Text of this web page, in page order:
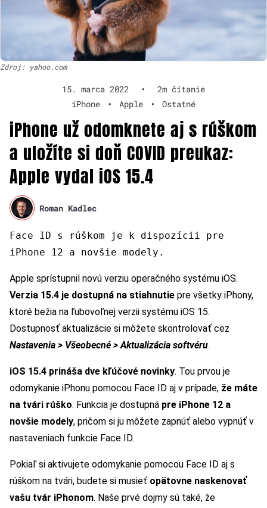
Zdroj: yahoo.com
15. marca 2022 •
2m čítanie
iPhone
• Apple • Ostatné
iPhone už odomknete aj s rúškom
a uložíte si doň COVID preukaz:
Apple vydal iOS 15.4
Roman Kadlec
Face ID s rúškom je k dispozícii pre
iPhone 12 a novšie modely.
Apple sprístupnil novú verziu operačného systému iOS.
Verzia 15.4 je dostupná na stiahnutie pre všetky iPhony,
ktoré bežia na ľubovoľnej verzii systému iOS 15.
Dostupnosť aktualizácie si môžete skontrolovať cez
Nastavenia > Všeobecné > Aktualizácia softvéru.
iOS 15.4 prináša dve kľúčové novinky. Tou prvou je
odomykanie iPhonu pomocou Face ID aj v prípade, že máte
na tvári rúško. Funkcia je dostupná pre iPhone 12 a
novšie modely, pričom si ju môžete zapnúť alebo vypnúť v
nastaveniach funkcie Face ID.
Pokiaľ si aktivujete odomykanie pomocou Face ID aj s
rúškom na tvári, budete si musieť opätovne naskenovať
vašu tvár iPhonom. Naše prvé dojmy sú také, že